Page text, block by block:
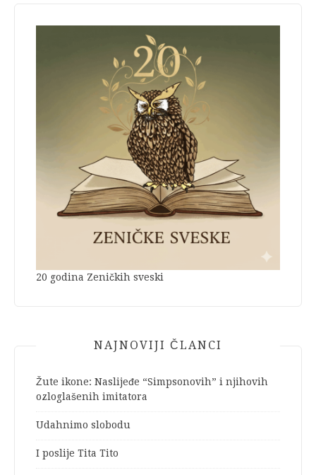
20 godina Zeničkih sveski
NAJNOVIJI ČLANCI
Žute ikone: Naslijeđe “Simpsonovih” i njihovih
ozloglašenih imitatora
Udahnimo slobodu
I poslije Tita Tito